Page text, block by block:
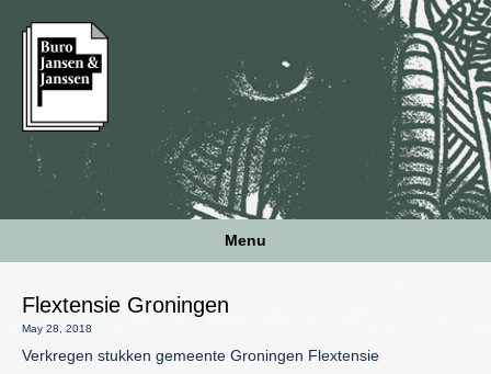
Menu
Flextensie Groningen
May 28, 2018
Verkregen stukken gemeente Groningen Flextensie